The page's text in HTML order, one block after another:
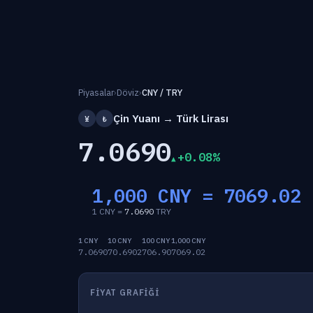
Piyasalar›Döviz›CNY / TRY
¥ ₺ Çin Yuanı → Türk Lirası
7.0690 +0.08%
1,000 CNY = 7069.02
1 CNY = 7.0690 TRY
1 CNY
7.0690
10 CNY
70.6902
100 CNY
706.90
1,000 CNY
7069.02
FIYAT GRAFIĞI